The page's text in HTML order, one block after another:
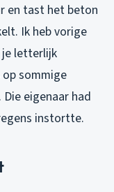
en tast het beton
Ik heb vorige
je letterlijk
sommige
eigenaar had
instortte.